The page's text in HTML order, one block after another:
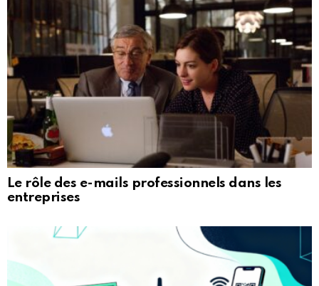
Le rôle des e-mails professionnels dans les
entreprises